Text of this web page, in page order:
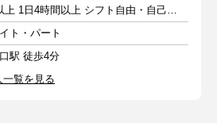
週2日以上 1日4時間以上 シフト自由・自己申告
ト・パート
駅 徒歩4分
覧を見る